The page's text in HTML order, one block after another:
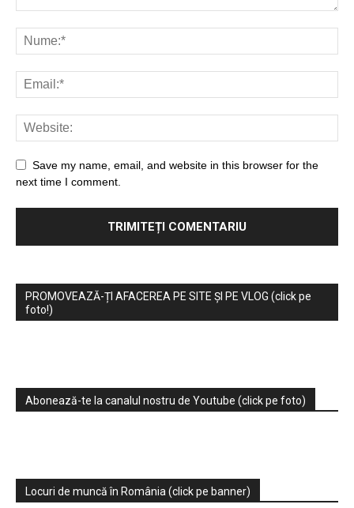
Save my name, email, and website in this browser for the
next time I comment.
PROMOVEAZĂ-ȚI AFACEREA PE SITE ȘI PE VLOG (click pe
foto!)
Abonează-te la canalul nostru de Youtube (click pe foto)
Locuri de muncă în România (click pe banner)